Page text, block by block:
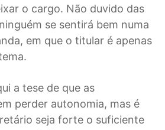
o cargo. Não duvido das
se sentirá bem numa
em que o titular é apenas
a tese de que as
perder autonomia, mas é
seja forte o suficiente